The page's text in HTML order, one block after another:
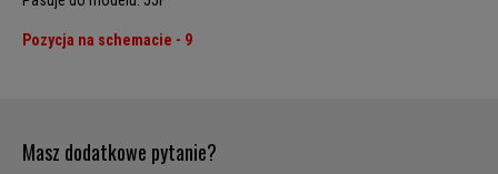
Pozycja na schemacie - 9
Masz dodatkowe pytanie?